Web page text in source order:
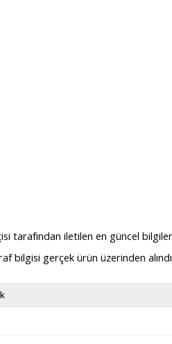
iletilen en güncel
gerçek ürün üzerinden